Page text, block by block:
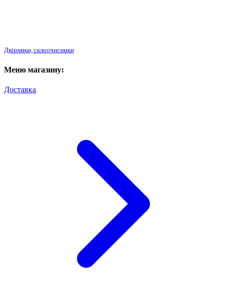
Двірники, склоочисники
Меню магазину:
Доставка